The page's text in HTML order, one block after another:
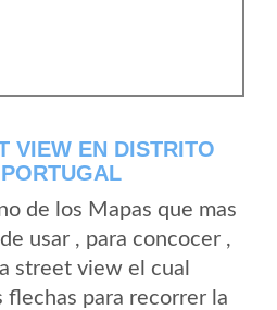
VIEW EN DISTRITO
de los Mapas que mas
usar , para concocer ,
street view el cual
flechas para recorrer la